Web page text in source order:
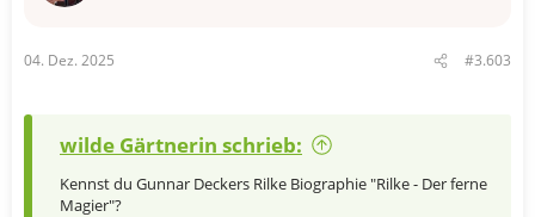
04. Dez. 2025 #3.603
wilde Gärtnerin schrieb:
Kennst du Gunnar Deckers Rilke Biographie "Rilke - Der ferne
Magier"?